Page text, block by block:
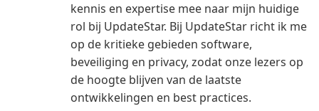
kennis en expertise mee naar mijn huidige
rol bij UpdateStar. Bij UpdateStar richt ik me
op de kritieke gebieden software,
beveiliging en privacy, zodat onze lezers op
de hoogte blijven van de laatste
ontwikkelingen en best practices.